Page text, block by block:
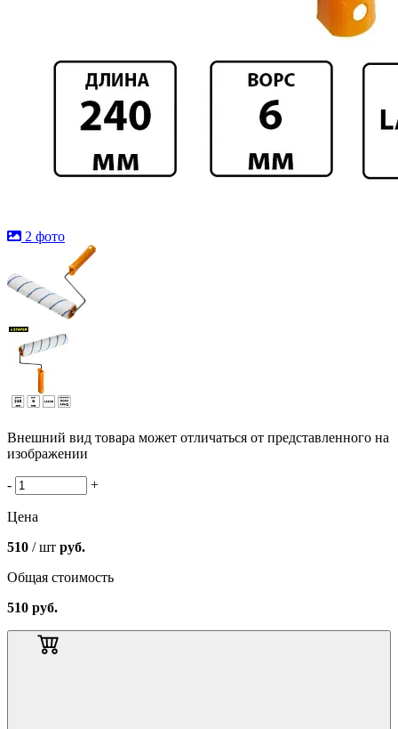
2 фото
Внешний вид товара может отличаться от представленного на
изображении
- +
Цена
510 / шт руб.
Общая стоимость
510 руб.